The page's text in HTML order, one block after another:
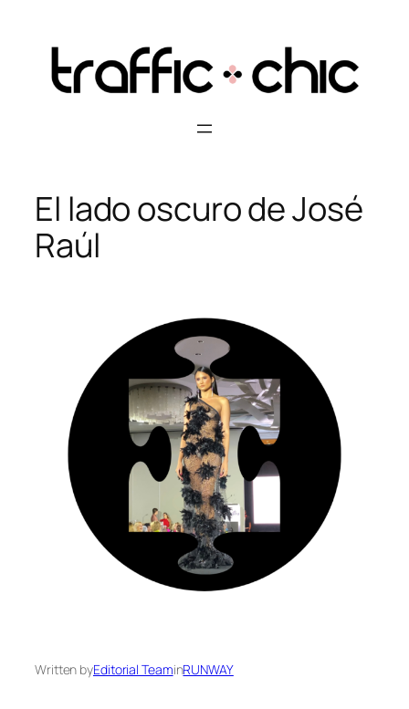
content
El lado oscuro de José
Raúl
Written byEditorial TeaminRUNWAY